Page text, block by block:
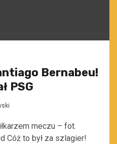
Bernabeu!
PSG
meczu – fot.
Cóż to był za szlagier!